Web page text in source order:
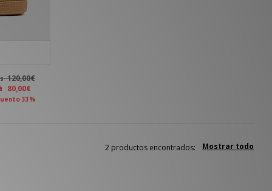
120,00€
80,00€
33%
Mostrar todo
2 productos encontrados: